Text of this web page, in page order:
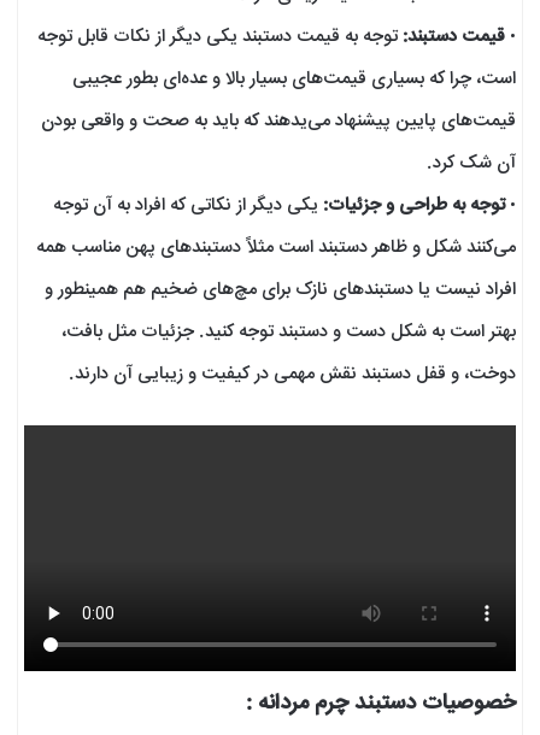
• قیمت دستبند:توجه به قیمت دستبند یکی دیگر از نکات قابل توجه
است، چرا که بسیاری قیمت‌های بسیار بالا و عده‌ای بطور عجیبی
قیمت‌های پایین پیشنهاد می‌یدهند که باید به صحت و واقعی بودن
آن شک کرد.
•توجه به طراحی و جزئیات: یکی دیگر از نکاتی که افراد به آن توجه
می‌کنند شکل و ظاهر دستبند است مثلاً دستبند‌های پهن مناسب همه
افراد نیست یا دستبند‌های نازک برای مچ‌های ضخیم هم همینطور و
بهتر است به شکل دست و دستبند توجه کنید. جزئیات مثل بافت،
دوخت، و قفل دستبند نقش مهمی در کیفیت و زیبایی آن دارند.
خصوصیات دستبند چرم مردانه :